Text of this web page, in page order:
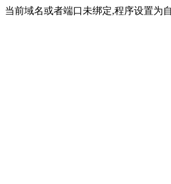
当前域名或者端口未绑定,程序设置为